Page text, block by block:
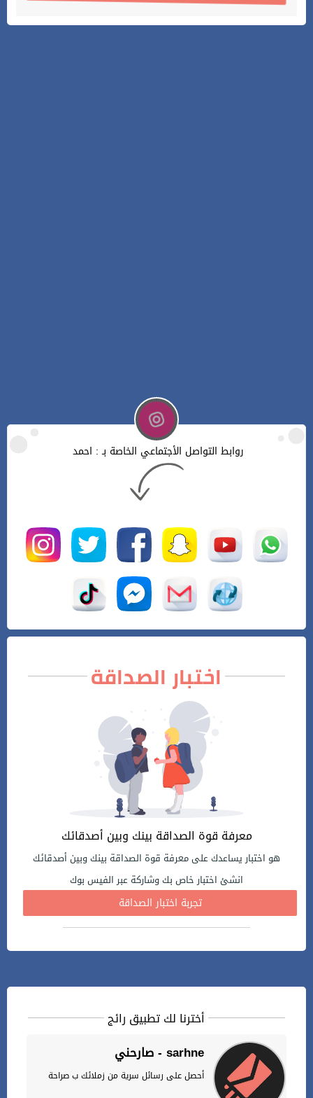
روابط التواصل الأجتماعي الخاصة بـ : احمد
اختبار الصداقة
معرفة قوة الصداقة بينك وبين أصدقائك
هو اختبار يساعدك على معرفة قوة الصداقة بينك وبين أصدقائك
انشئ اختبار خاص بك وشاركة عبر الفيس بوك
تجربة اختبار الصداقة
أخترنا لك تطبيق رائج
صارحني - sarhne
أحصل على رسائل سرية من زملائك ب صراحة